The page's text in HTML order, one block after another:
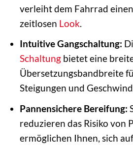
verleiht dem Fahrrad
zeitlosen Look.
Intuitive Gangschaltung:
Schaltungbietet eine
Übersetzungsbandbreite
Steigungen und
Pannensichere Bereifung:
reduzieren das Risiko von
ermöglichen Ihnen, sich